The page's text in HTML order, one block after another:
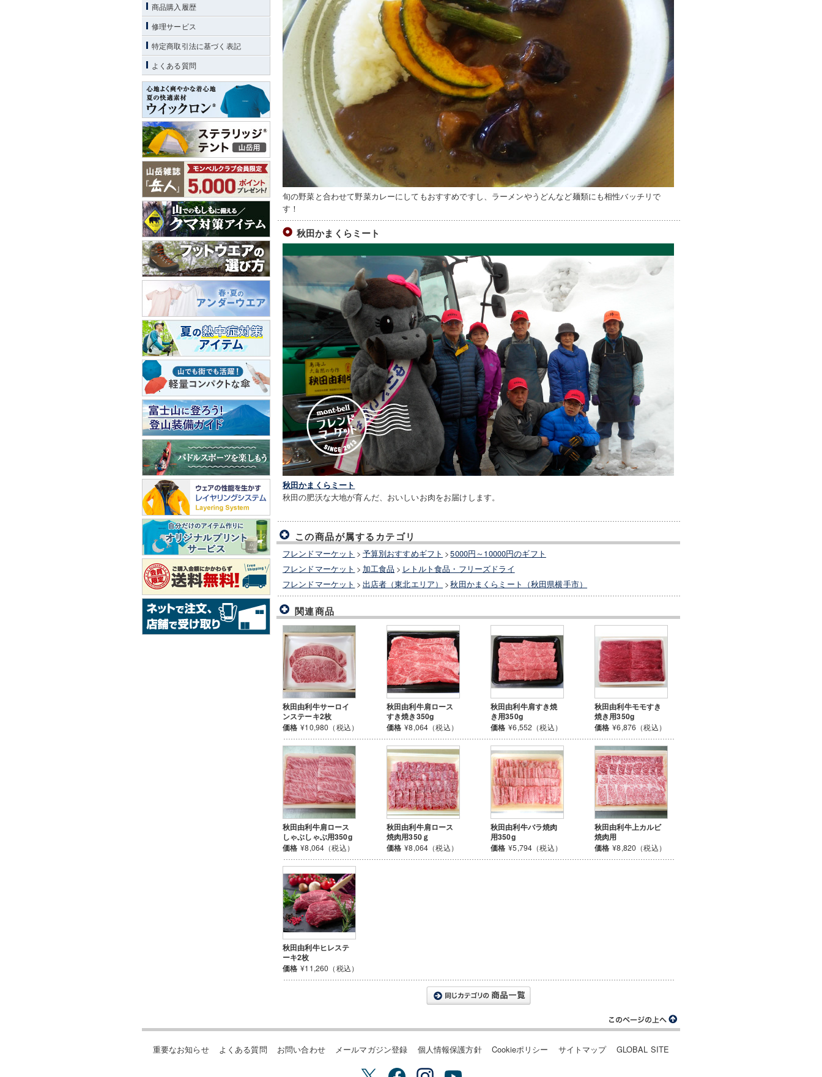
旬の野菜と合わせて野菜カレーにしてもおすすめですし、ラーメンやうどんなど麺類にも相性バッチリで
す！
秋田かまくらミート
秋田かまくらミート
秋田の肥沃な大地が育んだ、おいしいお肉をお届けします。
この商品が属するカテゴリ
フレンドマーケット > 予算別おすすめギフト >5000円～10000円のギフト
フレンドマーケット > 加工食品 > レトルト食品・フリーズドライ
フレンドマーケット > 出店者（東北エリア） >秋田かまくらミート（秋田県横手市）
関連商品
秋田由利牛サーロイ
ンステーキ2枚
価格 ¥10,980（税込）
秋田由利牛肩ロース
すき焼き350g
価格 ¥8,064（税込）
秋田由利牛肩すき焼
き用350g
価格 ¥6,552（税込）
秋田由利牛モモすき
焼き用350g
価格 ¥6,876（税込）
秋田由利牛肩ロース
しゃぶしゃぶ用350g
価格 ¥8,064（税込）
秋田由利牛肩ロース
焼肉用350ｇ
価格 ¥8,064（税込）
秋田由利牛バラ焼肉
用350g
価格 ¥5,794（税込）
秋田由利牛上カルビ
焼肉用
価格 ¥8,820（税込）
秋田由利牛ヒレステ
ーキ2枚
価格 ¥11,260（税込）
商品購入履歴
修理サービス
特定商取引法に基づく表記
よくある質問
重要なお知らせ よくある質問 お問い合わせ メールマガジン登録 個人情報保護方針 Cookieポリシー サイトマップ GLOBAL SITE